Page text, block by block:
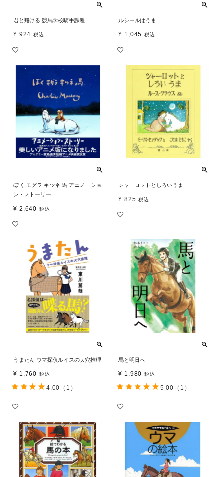
君と翔ける 競馬学校騎手課程
¥ 924 税込
ルシールはうま
¥ 1,045 税込
ぼく モグラ キツネ 馬 アニメーショ
ン・ストーリー
¥ 2,640 税込
シャーロットとしろいうま
¥ 825 税込
うまたん ウマ探偵ルイスの大穴推理
¥ 1,760 税込
4.00 （1）
馬と明日へ
¥ 1,980 税込
5.00 （1）